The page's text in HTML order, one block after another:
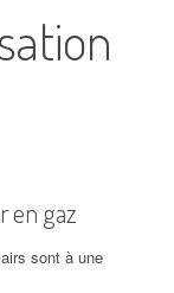
en gaz
sont à une